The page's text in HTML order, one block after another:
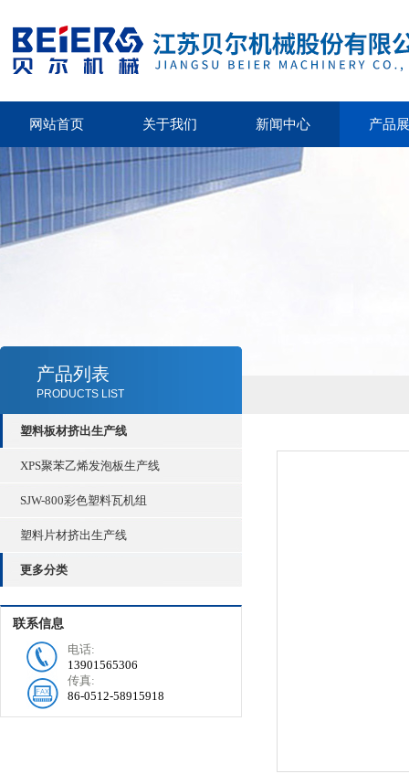
网站首页 关于我们 新闻中心 产品
产品列表
PRODUCTS LIST
塑料板材挤出生产线
XPS聚苯乙烯发泡板生产线
SJW-800彩色塑料瓦机组
塑料片材挤出生产线
更多分类
联系信息
电话:
13901565306
传真:
86-0512-58915918